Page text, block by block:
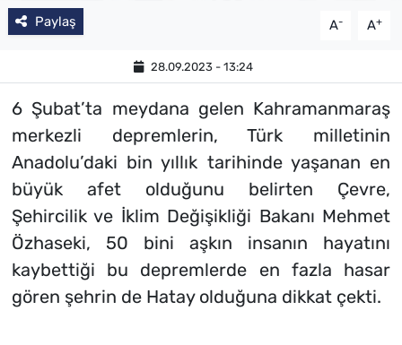
Paylaş A- A+
28.09.2023 - 13:24
6 Şubat’ta meydana gelen Kahramanmaraş
merkezli depremlerin, Türk milletinin
Anadolu’daki bin yıllık tarihinde yaşanan en
büyük afet olduğunu belirten Çevre,
Şehircilik ve İklim Değişikliği Bakanı Mehmet
Özhaseki, 50 bini aşkın insanın hayatını
kaybettiği bu depremlerde en fazla hasar
gören şehrin de Hatay olduğuna dikkat çekti.